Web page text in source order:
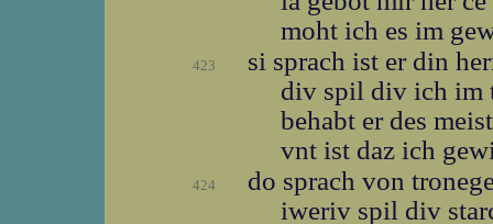
moht ich es im
423
si sprach ist er din
div spil div ich im
behabt er des
vnt ist daz ich
424
do sprach von
iweriv spil div